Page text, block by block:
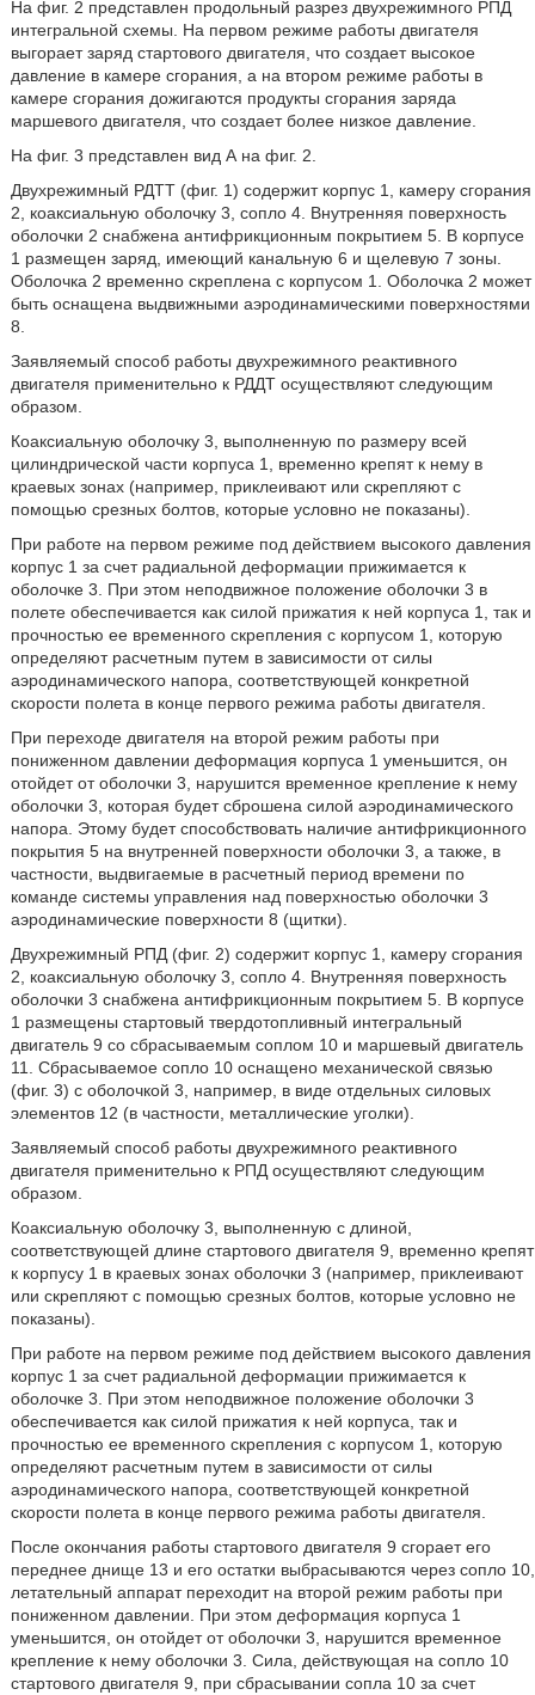
На фиг. 2 представлен продольный разрез двухрежимного РПД
интегральной схемы. На первом режиме работы двигателя
выгорает заряд стартового двигателя, что создает высокое
давление в камере сгорания, а на втором режиме работы в
камере сгорания дожигаются продукты сгорания заряда
маршевого двигателя, что создает более низкое давление.
На фиг. 3 представлен вид А на фиг. 2.
Двухрежимный РДТТ (фиг. 1) содержит корпус 1, камеру сгорания
2, коаксиальную оболочку 3, сопло 4. Внутренняя поверхность
оболочки 2 снабжена антифрикционным покрытием 5. В корпусе
1 размещен заряд, имеющий канальную 6 и щелевую 7 зоны.
Оболочка 2 временно скреплена с корпусом 1. Оболочка 2 может
быть оснащена выдвижными аэродинамическими поверхностями
8.
Заявляемый способ работы двухрежимного реактивного
двигателя применительно к РДДТ осуществляют следующим
образом.
Коаксиальную оболочку 3, выполненную по размеру всей
цилиндрической части корпуса 1, временно крепят к нему в
краевых зонах (например, приклеивают или скрепляют с
помощью срезных болтов, которые условно не показаны).
При работе на первом режиме под действием высокого давления
корпус 1 за счет радиальной деформации прижимается к
оболочке 3. При этом неподвижное положение оболочки 3 в
полете обеспечивается как силой прижатия к ней корпуса 1, так и
прочностью ее временного скрепления с корпусом 1, которую
определяют расчетным путем в зависимости от силы
аэродинамического напора, соответствующей конкретной
скорости полета в конце первого режима работы двигателя.
При переходе двигателя на второй режим работы при
пониженном давлении деформация корпуса 1 уменьшится, он
отойдет от оболочки 3, нарушится временное крепление к нему
оболочки 3, которая будет сброшена силой аэродинамического
напора. Этому будет способствовать наличие антифрикционного
покрытия 5 на внутренней поверхности оболочки 3, а также, в
частности, выдвигаемые в расчетный период времени по
команде системы управления над поверхностью оболочки 3
аэродинамические поверхности 8 (щитки).
Двухрежимный РПД (фиг. 2) содержит корпус 1, камеру сгорания
2, коаксиальную оболочку 3, сопло 4. Внутренняя поверхность
оболочки 3 снабжена антифрикционным покрытием 5. В корпусе
1 размещены стартовый твердотопливный интегральный
двигатель 9 со сбрасываемым соплом 10 и маршевый двигатель
11. Сбрасываемое сопло 10 оснащено механической связью
(фиг. 3) с оболочкой 3, например, в виде отдельных силовых
элементов 12 (в частности, металлические уголки).
Заявляемый способ работы двухрежимного реактивного
двигателя применительно к РПД осуществляют следующим
образом.
Коаксиальную оболочку 3, выполненную с длиной,
соответствующей длине стартового двигателя 9, временно крепят
к корпусу 1 в краевых зонах оболочки 3 (например, приклеивают
или скрепляют с помощью срезных болтов, которые условно не
показаны).
При работе на первом режиме под действием высокого давления
корпус 1 за счет радиальной деформации прижимается к
оболочке 3. При этом неподвижное положение оболочки 3
обеспечивается как силой прижатия к ней корпуса, так и
прочностью ее временного скрепления с корпусом 1, которую
определяют расчетным путем в зависимости от силы
аэродинамического напора, соответствующей конкретной
скорости полета в конце первого режима работы двигателя.
После окончания работы стартового двигателя 9 сгорает его
переднее днище 13 и его остатки выбрасываются через сопло 10,
летательный аппарат переходит на второй режим работы при
пониженном давлении. При этом деформация корпуса 1
уменьшится, он отойдет от оболочки 3, нарушится временное
крепление к нему оболочки 3. Сила, действующая на сопло 10
стартового двигателя 9, при сбрасывании сопла 10 за счет